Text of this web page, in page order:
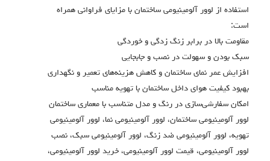
استفاده از لوور آلومینیومی ساختمان با مزایای فراوانی همراه
است:
مقاومت بالا در برابر زنگ زدگی و خوردگی
سبک بودن و سهولت در نصب و جابجایی
افزایش عمر نمای ساختمان و کاهش هزینه‌های تعمیر و نگهداری
بهبود کیفیت هوای داخل ساختمان با تهویه مناسب
امکان سفارشی‌سازی در رنگ و مدل متناسب با معماری ساختمان
لوور آلومینیومی ساختمان، لوور آلومینیومی نما، لوور آلومینیومی
تهویه، لوور آلومینیومی ضد زنگ، لوور آلومینیومی سبک، نصب
لوور آلومینیومی، قیمت لوور آلومینیومی، خرید لوور آلومینیومی،